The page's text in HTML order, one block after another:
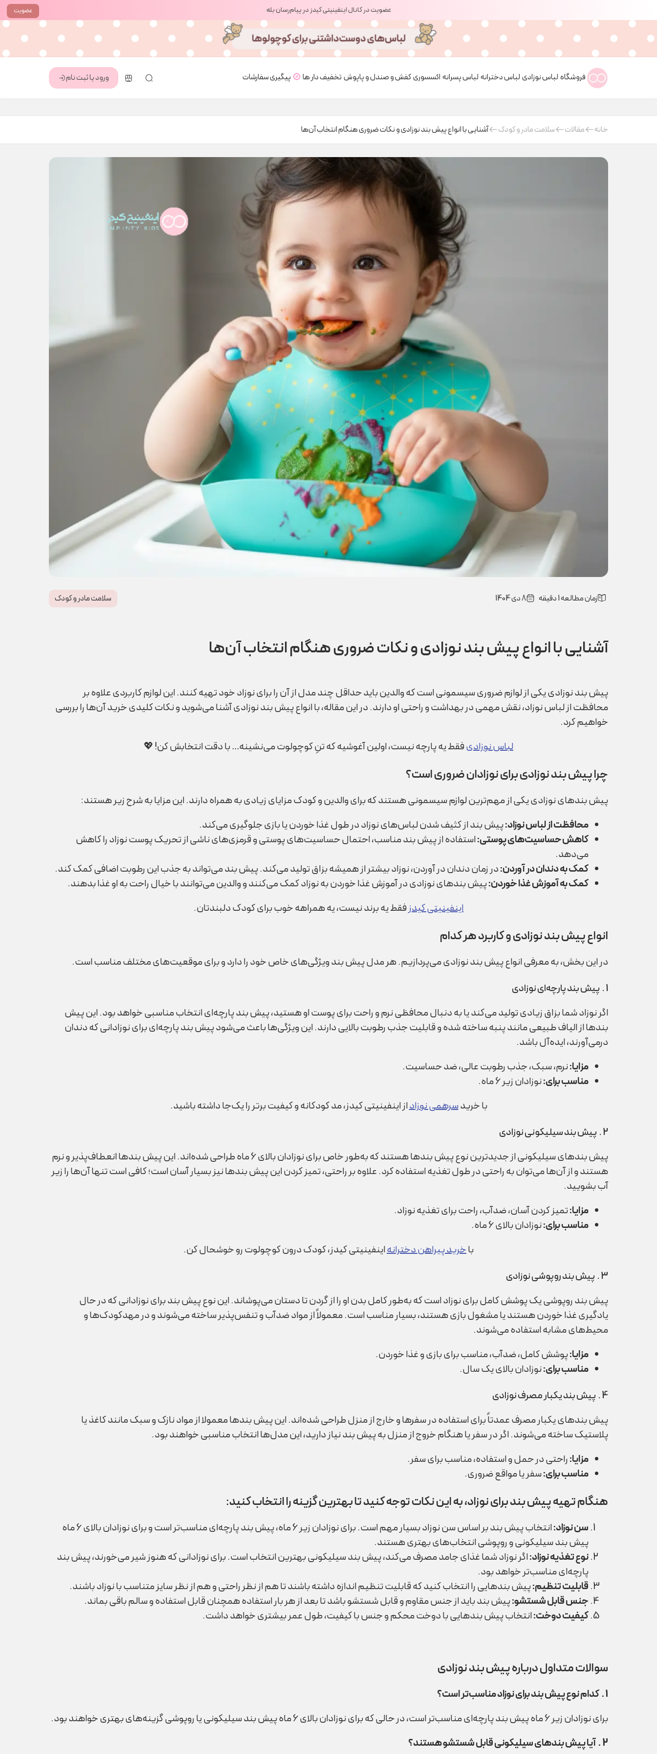
عضویت عضویت در کانال اینفینیتی کیدز در پیام‌رسان بله
فروشگاه لباس نوزادی لباس دخترانه لباس پسرانه اکسسوریکفش و صندل و پاپوش تخفیف دار ها پیگیری سفارشات ورود یا ثبت نام
خانه مقالات سلامت مادر و کودک آشنایی با انواع پیش بند نوزادی و نکات ضروری هنگام انتخاب آن‌ها
زمان مطالعه 1 دقیقه 8 دی 1404 سلامت مادر و کودک
آشنایی با انواع پیش بند نوزادی و نکات ضروری هنگام انتخاب آن‌ها
پیش بند نوزادی یکی از لوازم ضروری سیسمونی است که والدین باید حداقل چند مدل از آن را برای نوزاد خود تهیه کنند. این لوازم کاربردی علاوه بر
محافظت از لباس نوزاد، نقش مهمی در بهداشت و راحتی او دارند. در این مقاله، با انواع پیش بند نوزادی آشنا می‌شوید و نکات کلیدی خرید آن‌ها را بررسی
خواهیم کرد.
لباس نوزادیفقط یه پارچه نیست، اولین آغوشیه که تنِ کوچولوت می‌نشینه… با دقت انتخابش کن! 💖
چرا پیش بند نوزادی برای نوزادان ضروری است؟
پیش بندهای نوزادی یکی از مهم‌ترین لوازم سیسمونی هستند که برای والدین و کودک مزایای زیادی به همراه دارند. این مزایا به شرح زیر هستند:
محافظت از لباس نوزاد:پیش بند از کثیف شدن لباس‌های نوزاد در طول غذا خوردن یا بازی جلوگیری می‌کند.
کاهش حساسیت‌های پوستی:استفاده از پیش بند مناسب، احتمال حساسیت‌های پوستی و قرمزی‌های ناشی از تحریک پوست نوزاد را کاهش
می‌دهد.
کمک به دندان در آوردن:در زمان دندان در آوردن، نوزاد بیشتر از همیشه بزاق تولید می‌کند. پیش بند می‌تواند به جذب این رطوبت اضافی کمک کند.
کمک به آموزش غذا خوردن:پیش بندهای نوزادی در آموزش غذا خوردن به نوزاد کمک می‌کنند و والدین می‌توانند با خیال راحت به او غذا بدهند.
اینفینیتی کیدزفقط یه برند نیست، یه همراهه خوب برای کودک دلبندتان.
انواع پیش بند نوزادی و کاربرد هر کدام
در این بخش، به معرفی انواع پیش بند نوزادی می‌پردازیم. هر مدل پیش بند ویژگی‌های خاص خود را دارد و برای موقعیت‌های مختلف مناسب است.
1 . پیش بند پارچه‌ای نوزادی
اگر نوزاد شما بزاق زیادی تولید می‌کند یا به دنبال محافظی نرم و راحت برای پوست او هستید، پیش بند پارچه‌ای انتخاب مناسبی خواهد بود. این پیش
بندها از الیاف طبیعی مانند پنبه ساخته شده و قابلیت جذب رطوبت بالایی دارند. این ویژگی‌ها باعث می‌شود پیش بند پارچه‌ای برای نوزادانی که دندان
درمی‌آورند، ایده‌آل باشد.
مزایا:نرم، سبک، جذب رطوبت عالی، ضد حساسیت.
مناسب برای:نوزادان زیر 6 ماه.
با خریدسرهمی نوزاداز اینفینیتی کیدز، مد کودکانه و کیفیت برتر را یک‌جا داشته باشید.
2 . پیش بند سیلیکونی نوزادی
پیش بندهای سیلیکونی از جدیدترین نوع پیش بندها هستند که به‌طور خاص برای نوزادان بالای 6 ماه طراحی شده‌اند. این پیش بندها انعطاف‌پذیر و نرم
هستند و از آن‌ها می‌توان به راحتی در طول تغذیه استفاده کرد. علاوه بر راحتی، تمیز کردن این پیش بندها نیز بسیار آسان است؛ کافی است تنها آن‌ها را زیر
آب بشویید.
مزایا:تمیز کردن آسان، ضدآب، راحت برای تغذیه نوزاد.
مناسب برای:نوزادان بالای 6 ماه.
باخرید پیراهن دخترانهاینفینیتی کیدز، کودک درون کوچولوت رو خوشحال کن.
3 . پیش بند روپوشی نوزادی
پیش بند روپوشی یک پوشش کامل برای نوزاد است که به‌طور کامل بدن او را از گردن تا دستان می‌پوشاند. این نوع پیش بند برای نوزادانی که در حال
یادگیری غذا خوردن هستند یا مشغول بازی هستند، بسیار مناسب است. معمولاً از مواد ضدآب و تنفس‌پذیر ساخته می‌شوند و در مهدکودک‌ها و
محیط‌های مشابه استفاده می‌شوند.
مزایا:پوشش کامل، ضدآب، مناسب برای بازی و غذا خوردن.
مناسب برای:نوزادان بالای یک سال.
4 . پیش بند یکبار مصرف نوزادی
پیش بندهای یکبار مصرف عمدتاً برای استفاده در سفرها و خارج از منزل طراحی شده‌اند. این پیش بندها معمولا از مواد نازک و سبک مانند کاغذ یا
پلاستیک ساخته می‌شوند. اگر در سفر یا هنگام خروج از منزل به پیش بند نیاز دارید، این مدل‌ها انتخاب مناسبی خواهند بود.
مزایا:راحتی در حمل و استفاده، مناسب برای سفر.
مناسب برای:سفر یا مواقع ضروری.
هنگام تهیه پیش بند برای نوزاد، به این نکات توجه کنید تا بهترین گزینه را انتخاب کنید:
سن نوزاد:
انتخاب پیش بند بر اساس سن نوزاد بسیار مهم است. برای نوزادان زیر 6 ماه، پیش بند پارچه‌ای مناسب‌تر است و برای نوزادان بالای 6 ماه
پیش بند سیلیکونی و روپوشی انتخاب‌های بهتری هستند.
نوع تغذیه نوزاد:اگر نوزاد شما غذای جامد مصرف می‌کند، پیش بند سیلیکونی بهترین انتخاب است. برای نوزادانی که هنوز شیر می‌خورند، پیش بند
پارچه‌ای مناسب‌تر خواهد بود.
قابلیت تنظیم:پیش بندهایی را انتخاب کنید که قابلیت تنظیم اندازه داشته باشند تا هم از نظر راحتی و هم از نظر سایز متناسب با نوزاد باشند.
جنس قابل شستشو:پیش بند باید از جنس مقاوم و قابل شستشو باشد تا بعد از هر بار استفاده همچنان قابل استفاده و سالم باقی بماند.
کیفیت دوخت:انتخاب پیش بندهایی با دوخت محکم و جنس با کیفیت، طول عمر بیشتری خواهد داشت.
سوالات متداول درباره پیش بند نوزادی
1
. کدام نوع پیش بند برای نوزاد مناسب‌تر است؟
برای نوزادان زیر 6 ماه پیش بند پارچه‌ای مناسب‌تر است، در حالی که برای نوزادان بالای 6 ماه پیش بند سیلیکونی یا روپوشی گزینه‌های بهتری خواهند بود.
2
. آیا پیش بندهای سیلیکونی قابل شستشو هستند؟